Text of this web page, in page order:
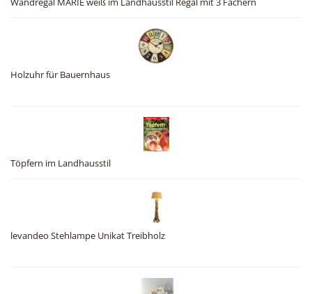
Wandregal MARIE weiß im Landhausstil Regal mit 3 Fächern
Holzuhr für Bauernhaus
Töpfern im Landhausstil
levandeo Stehlampe Unikat Treibholz